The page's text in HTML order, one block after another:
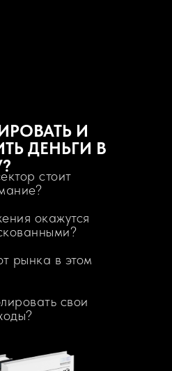
И
ДЕНЬГИ В
стоит
окажутся
рынка в этом
свои